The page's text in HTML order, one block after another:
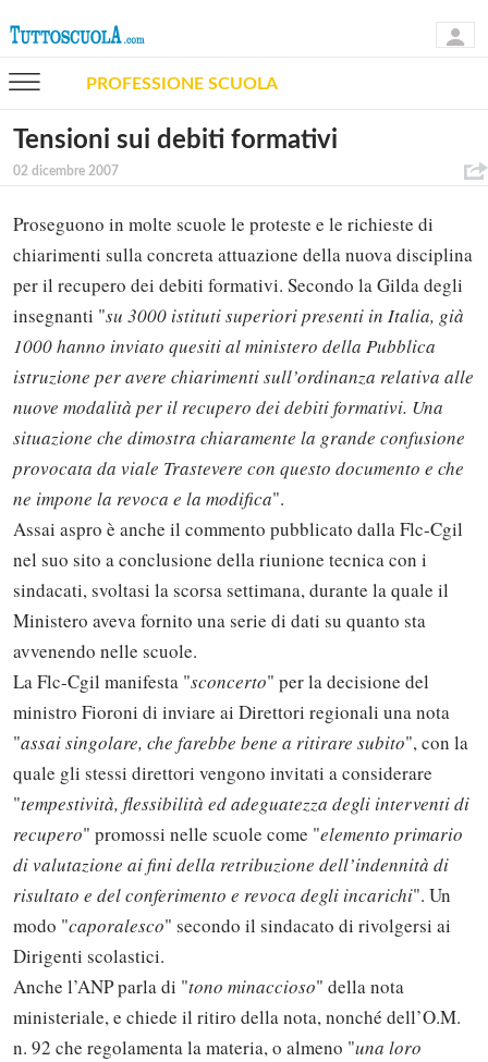
PROFESSIONE SCUOLA
Tensioni sui debiti formativi
02 dicembre 2007
Proseguono in molte scuole le proteste e le richieste di
chiarimenti sulla concreta attuazione della nuova disciplina
per il recupero dei debiti formativi. Secondo la Gilda degli
insegnanti "su 3000 istituti superiori presenti in Italia, già
1000 hanno inviato quesiti al ministero della Pubblica
istruzione per avere chiarimenti sull’ordinanza relativa alle
nuove modalità per il recupero dei debiti formativi. Una
situazione che dimostra chiaramente la grande confusione
provocata da viale Trastevere con questo documento e che
ne impone la revoca e la modifica".
Assai aspro è anche il commento pubblicato dalla Flc-Cgil
nel suo sito a conclusione della riunione tecnica con i
sindacati, svoltasi la scorsa settimana, durante la quale il
Ministero aveva fornito una serie di dati su quanto sta
avvenendo nelle scuole.
La Flc-Cgil manifesta "sconcerto" per la decisione del
ministro Fioroni di inviare ai Direttori regionali una nota
"assai singolare, che farebbe bene a ritirare subito", con la
quale gli stessi direttori vengono invitati a considerare
"tempestività, flessibilità ed adeguatezza degli interventi di
recupero" promossi nelle scuole come "elemento primario
di valutazione ai fini della retribuzione dell’indennità di
risultato e del conferimento e revoca degli incarichi". Un
modo "caporalesco" secondo il sindacato di rivolgersi ai
Dirigenti scolastici.
Anche l’ANP parla di "tono minaccioso" della nota
ministeriale, e chiede il ritiro della nota, nonché dell’O.M.
n. 92 che regolamenta la materia, o almeno "una loro